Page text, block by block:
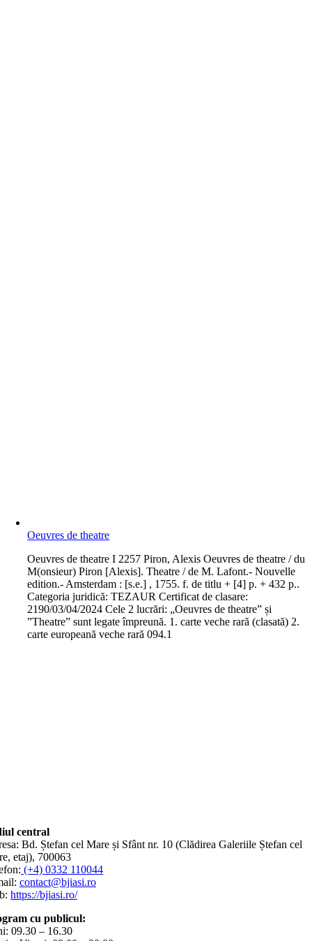
Oeuvres de theatre
Oeuvres de theatre I 2257 Piron, Alexis Oeuvres de theatre / du
M(onsieur) Piron [Alexis]. Theatre / de M. Lafont.- Nouvelle
edition.- Amsterdam : [s.e.] , 1755. f. de titlu + [4] p. + 432 p..
Categoria juridică: TEZAUR Certificat de clasare:
2190/03/04/2024 Cele 2 lucrări: „Oeuvres de theatre” și
”Theatre” sunt legate împreună. 1. carte veche rară (clasată) 2.
carte europeană veche rară 094.1
central
Bd. Ștefan cel Mare și Sfânt nr. 10 (Clădirea Galeriile Ștefan cel
etaj), 700063
(+4) 0332 110044
contact@bjiasi.ro
https://bjiasi.ro/
cu publicul:
09.30 – 16.30